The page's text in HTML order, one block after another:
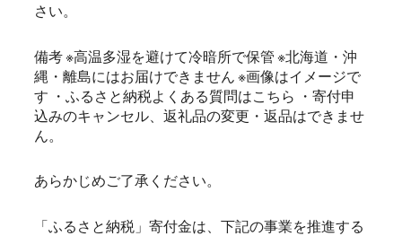
さい。
備考 ※高温多湿を避けて冷暗所で保管 ※北海道・沖
縄・離島にはお届けできません ※画像はイメージで
す ・ふるさと納税よくある質問はこちら ・寄付申
込みのキャンセル、返礼品の変更・返品はできませ
ん。
あらかじめご了承ください。
「ふるさと納税」寄付金は、下記の事業を推進する